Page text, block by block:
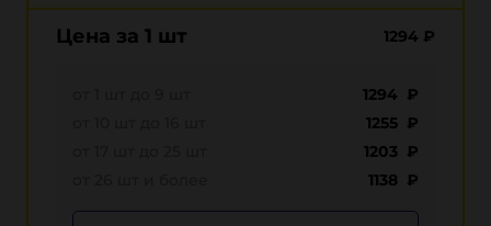
Цена за 1 шт 1294 ₽
1294 ₽
1255 ₽
1203 ₽
1138 ₽